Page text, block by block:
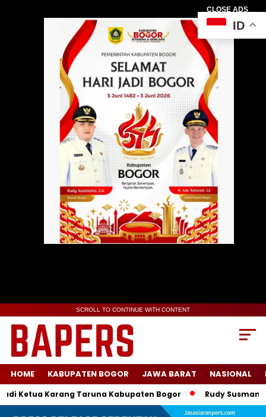
CLOSE ADS
SCROLL TO CONTINUE WITH CONTENT
HOME KABUPATEN BOGOR JAWA BARAT NASIONAL
Karang Taruna Kabupaten Bogor Rudy Susmanto-
ID